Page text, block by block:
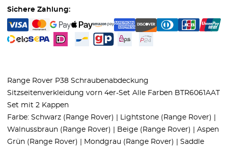
Sichere Zahlung:
Range Rover P38 Schraubenabdeckung
Sitzseitenverkleidung vorn 4er-Set Alle Farben BTR6061AAT
Set mit 2 Kappen
Farbe: Schwarz (Range Rover) | Lightstone (Range Rover) |
Walnussbraun (Range Rover) | Beige (Range Rover) | Aspen
Grün (Range Rover) | Mondgrau (Range Rover) | Saddle